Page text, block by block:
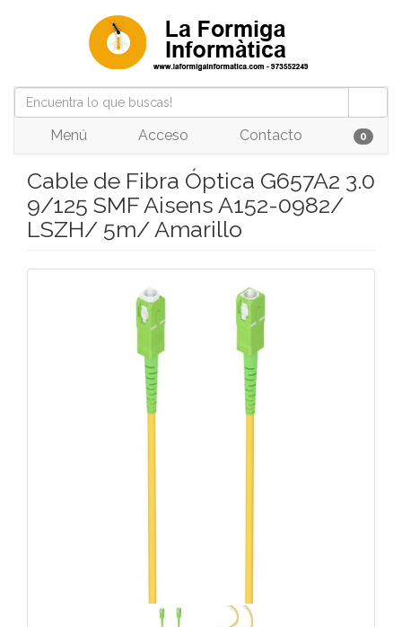
Menú Acceso Contacto 0
Cable de Fibra Óptica G657A2 3.0
9/125 SMF Aisens A152-0982/
LSZH/ 5m/ Amarillo